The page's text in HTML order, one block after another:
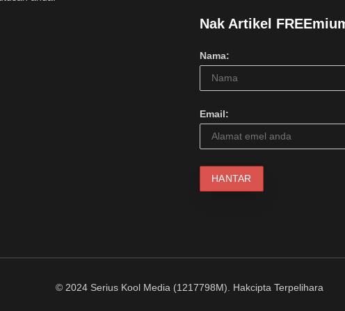
Nak Artikel
Nama:
Email:
© 2024 Serius Kool Media (1217798M). Hakcipta Terpelihara